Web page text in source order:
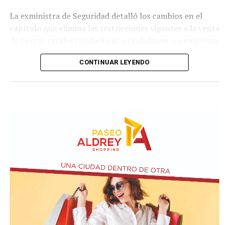
La exministra de Seguridad detalló los cambios en el
capítulo que elimina las restricciones vigentes a la venta
de capitales extranjeros.
Por otro lado, la iniciativa introduce un agregado sobre
el artículo 4 de Ley N° 21.499 relacionada a las
En la conferencia de prensa acompañaron a Bullrich los
presidentes de las comisiones de Asuntos
Constitucionales, Agustín Coto (LLA-Tierra del Fuego),
y de Legislación General, Nadia Márquez (LLA-Neuquén).
CONTINUAR LEYENDO